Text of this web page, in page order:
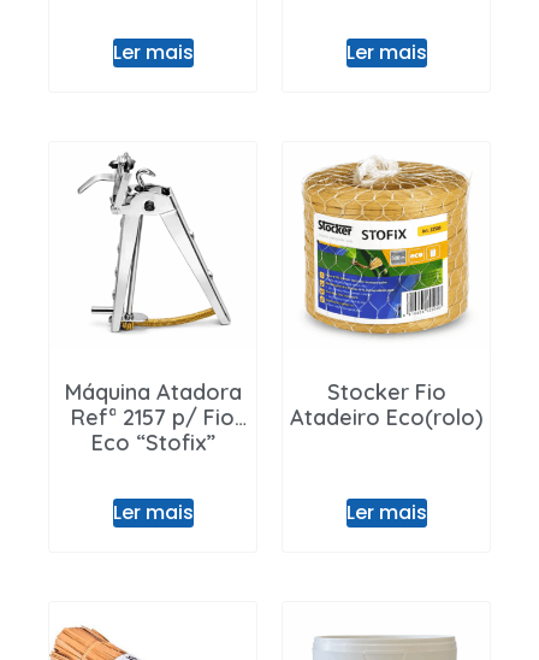
Ler mais Ler mais
Máquina Atadora
Refª 2157 p/ Fio
Eco “Stofix”
Ler mais
Stocker Fio
Atadeiro Eco(rolo)
Ler mais